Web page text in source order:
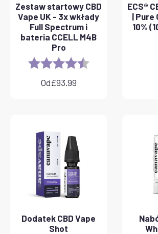
Zestaw startowy CBD
Vape UK - 3x wkłady
Full Spectrum i
bateria CCELL M4B
Pro
Rating: 4.8 out of 5 stars
Od£93.99
ECS®
| Pure
10%
Dodatek CBD Vape
Shot